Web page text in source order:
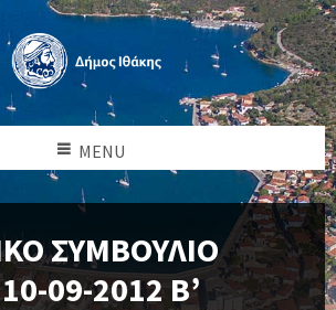
MENU
ΣΥΜΒΟΥΛΙΟ
09-2012 Β’